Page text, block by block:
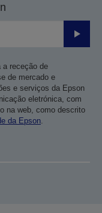
Enviar
a receção de
de mercado e
e serviços da Epson
eletrónica, com
na web, como descrito
da Epson.